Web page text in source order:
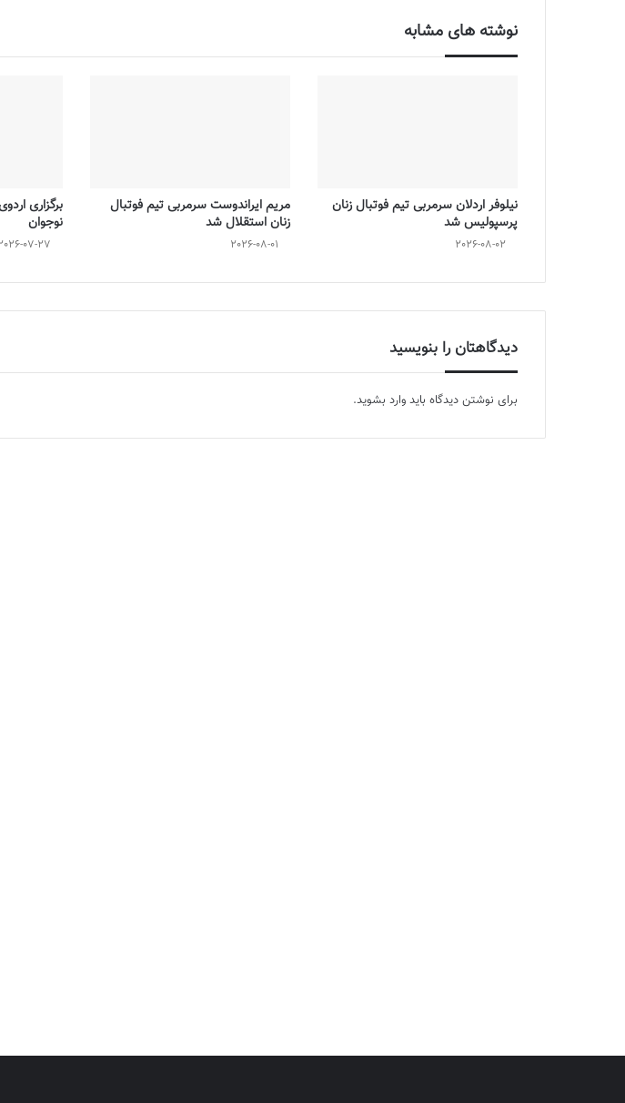
نوشته های مشابه
نیلوفر اردلان سرمربی تیم فوتبال زنان
پرسپولیس شد
2026-08-02
مریم ایراندوست سرمربی تیم فوتبال
زنان استقلال شد
2026-08-01
برگزاری
نوجوان
07-27
دیدگاهتان را بنویسید
برای نوشتن دیدگاه باید وارد بشوید.